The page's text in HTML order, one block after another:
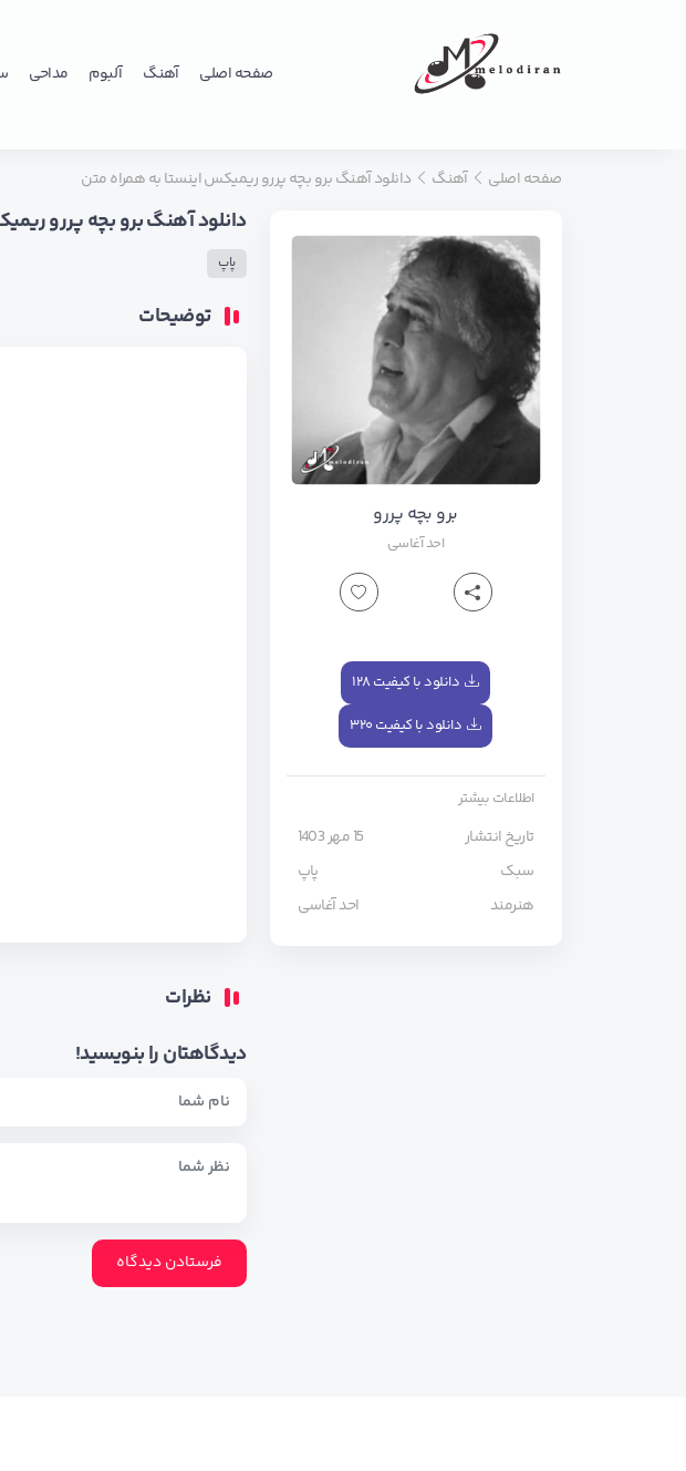
صفحه اصلی آهنگ آلبوم مداحی
صفحه اصلی آهنگ دانلود آهنگ برو بچه پررو ریمیکس اینستا به همراه متن
برو بچه پررو
احد آغاسی
دانلود با کیفیت ۱۲۸
دانلود با کیفیت ۳۲۰
اطلاعات بیشتر
تاریخ انتشار
15 مهر 1403
سبک
پاپ
هنرمند
احد آغاسی
دانلود آهنگ برو بچه پررو
پاپ
توضیحات
نظرات
دیدگاهتان را بنویسید!